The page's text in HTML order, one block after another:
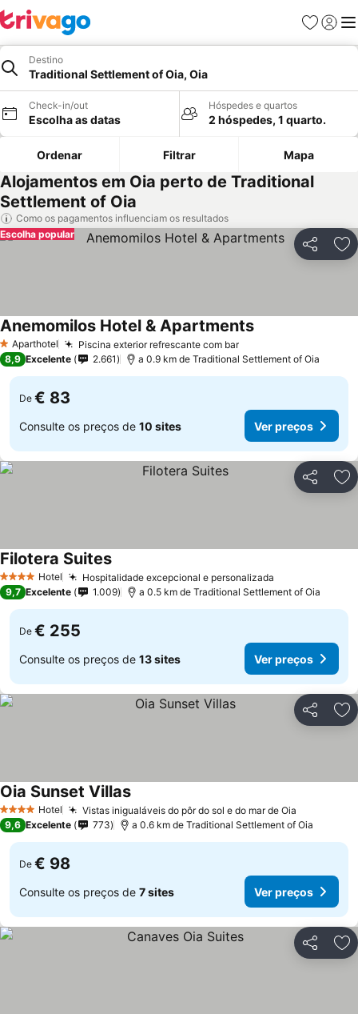
Favoritos
Iniciar
Destino
Traditional Settlement of Oia, Oia
Check-in/out
Escolha as datas
Hóspedes e quartos
2 hóspedes, 1 quarto.
Ordenar Filtrar Mapa
Alojamentos em Oia perto de Traditional
Settlement of Oia
Como os pagamentos influenciam os resultados
Partilhar
Escolha popular
1 Estrelas
Aparthotel Piscina exterior refrescante com bar
Anemomilos Hotel & Apartments
8,9 Excelente 2.661 a 0.9 km de Traditional Settlement of Oia
De € 83
Consulte os preços de 10 sites Ver preços
Partilhar
4 EstrelasHotel Hospitalidade excepcional e personalizada
Filotera Suites
9,7 Excelente 1.009 a 0.5 km de Traditional Settlement of Oia
De € 255
Consulte os preços de 13 sites Ver preços
Partilhar
4 EstrelasHotel Vistas inigualáveis do pôr do sol e do mar de Oia
Oia Sunset Villas
9,6 Excelente 773 a 0.6 km de Traditional Settlement of Oia
De € 98
Consulte os preços de 7 sites Ver preços
Partilhar